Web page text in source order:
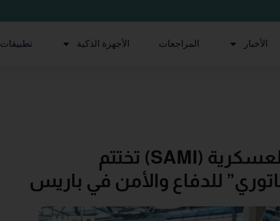
الأخبار المراجعات الأجهزة الذكية تطبيقات
الشركة السعودية للصناعات العسكرية (SAMI) تختتم
للدفاع والأمن في باريس